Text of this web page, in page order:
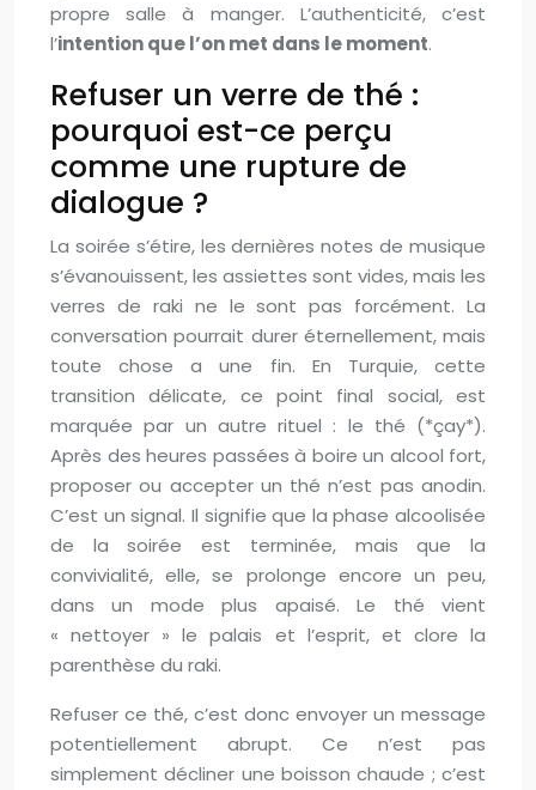
propre salle à manger. L’authenticité, c’est
l’intention que l’on met dans le moment.
Refuser un verre de thé :
pourquoi est-ce perçu
comme une rupture de
dialogue ?
La soirée s’étire, les dernières notes de musique
s’évanouissent, les assiettes sont vides, mais les
verres de raki ne le sont pas forcément. La
conversation pourrait durer éternellement, mais
toute chose a une fin. En Turquie, cette
transition délicate, ce point final social, est
marquée par un autre rituel : le thé (*çay*).
Après des heures passées à boire un alcool fort,
proposer ou accepter un thé n’est pas anodin.
C’est un signal. Il signifie que la phase alcoolisée
de la soirée est terminée, mais que la
convivialité, elle, se prolonge encore un peu,
dans un mode plus apaisé. Le thé vient
« nettoyer » le palais et l’esprit, et clore la
parenthèse du raki.
Refuser ce thé, c’est donc envoyer un message
potentiellement abrupt. Ce n’est pas
simplement décliner une boisson chaude ; c’est